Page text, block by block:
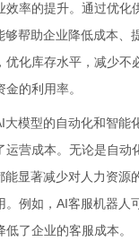
效率的提升。通过优化
够帮助企业降低成本、
优化库存水平，减少不
的利用率。
大模型的自动化和智能
运营成本。无论是自动
能显著减少对人力资源
。例如，AI客服机器人
了企业的客服成本。